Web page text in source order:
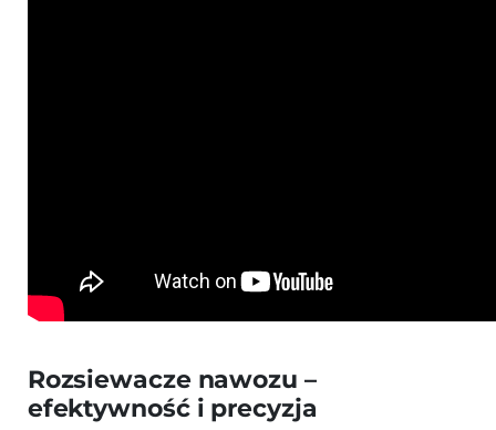
Rozsiewacze nawozu –
efektywność i precyzja